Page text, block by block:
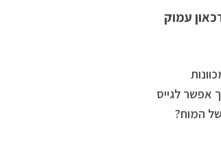
עמוק
אפשר לגייס
המוח?